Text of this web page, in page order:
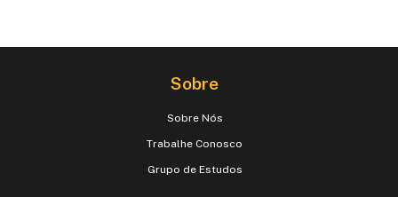
Sobre
Sobre Nós
Trabalhe Conosco
Grupo de Estudos